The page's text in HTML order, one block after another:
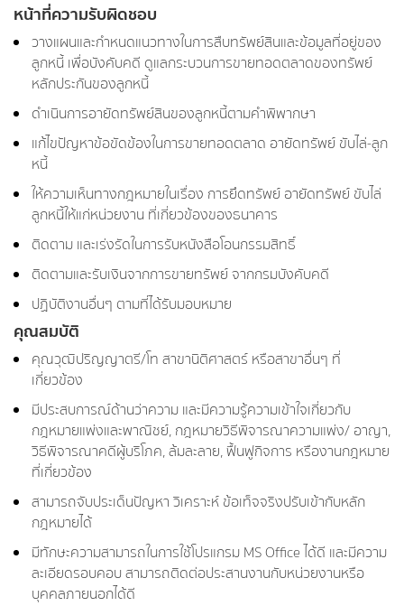
หน้าที่ความรับผิดชอบ
วางแผนและกำหนดแนวทางในการสืบทรัพย์สินและข้อมูลที่อยู่ของ
ลูกหนี้ เพื่อบังคับคดี ดูแลกระบวนการขายทอดตลาดของทรัพย์
หลักประกันของลูกหนี้
ดำเนินการอายัดทรัพย์สินของลูกหนี้ตามคำพิพากษา
แก้ไขปัญหาข้อขัดข้องในการขายทอดตลาด อายัดทรัพย์ ขับไล่-ลูก
หนี้
ให้ความเห็นทางกฎหมายในเรื่อง การยึดทรัพย์ อายัดทรัพย์ ขับไล่
ลูกหนี้ให้แก่หน่วยงาน ที่เกี่ยวข้องของธนาคาร
ติดตาม และเร่งรัดในการรับหนังสือโอนกรรมสิทธิ์
ติดตามและรับเงินจากการขายทรัพย์ จากกรมบังคับคดี
ปฏิบัติงานอื่นๆ ตามที่ได้รับมอบหมาย
คุณสมบัติ
คุณวุฒิปริญญาตรี/โท สาขานิติศาสตร์ หรือสาขาอื่นๆ ที่
เกี่ยวข้อง
มีประสบการณ์ด้านว่าความ และมีความรู้ความเข้าใจเกี่ยวกับ
กฎหมายแพ่งและพาณิชย์, กฎหมายวิธีพิจารณาความแพ่ง/ อาญา,
วิธีพิจารณาคดีผู้บริโภค, ล้มละลาย, ฟื้นฟูกิจการ หรืองานกฎหมาย
ที่เกี่ยวข้อง
สามารถจับประเด็นปัญหา วิเคราะห์ ข้อเท็จจริงปรับเข้ากับหลัก
กฎหมายได้
มีทักษะความสามารถในการใช้โปรแกรม MS Office ได้ดี และมีความ
ละเอียดรอบคอบ สามารถติดต่อประสานงานกับหน่วยงานหรือ
บุคคลภายนอกได้ดี